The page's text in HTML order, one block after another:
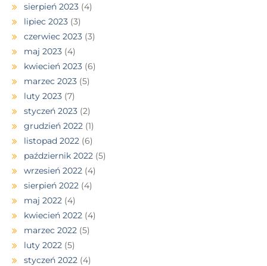
sierpień 2023 (4)
lipiec 2023 (3)
czerwiec 2023 (3)
maj 2023 (4)
kwiecień 2023 (6)
marzec 2023 (5)
luty 2023 (7)
styczeń 2023 (2)
grudzień 2022 (1)
listopad 2022 (6)
październik 2022 (5)
wrzesień 2022 (4)
sierpień 2022 (4)
maj 2022 (4)
kwiecień 2022 (4)
marzec 2022 (5)
luty 2022 (5)
styczeń 2022 (4)